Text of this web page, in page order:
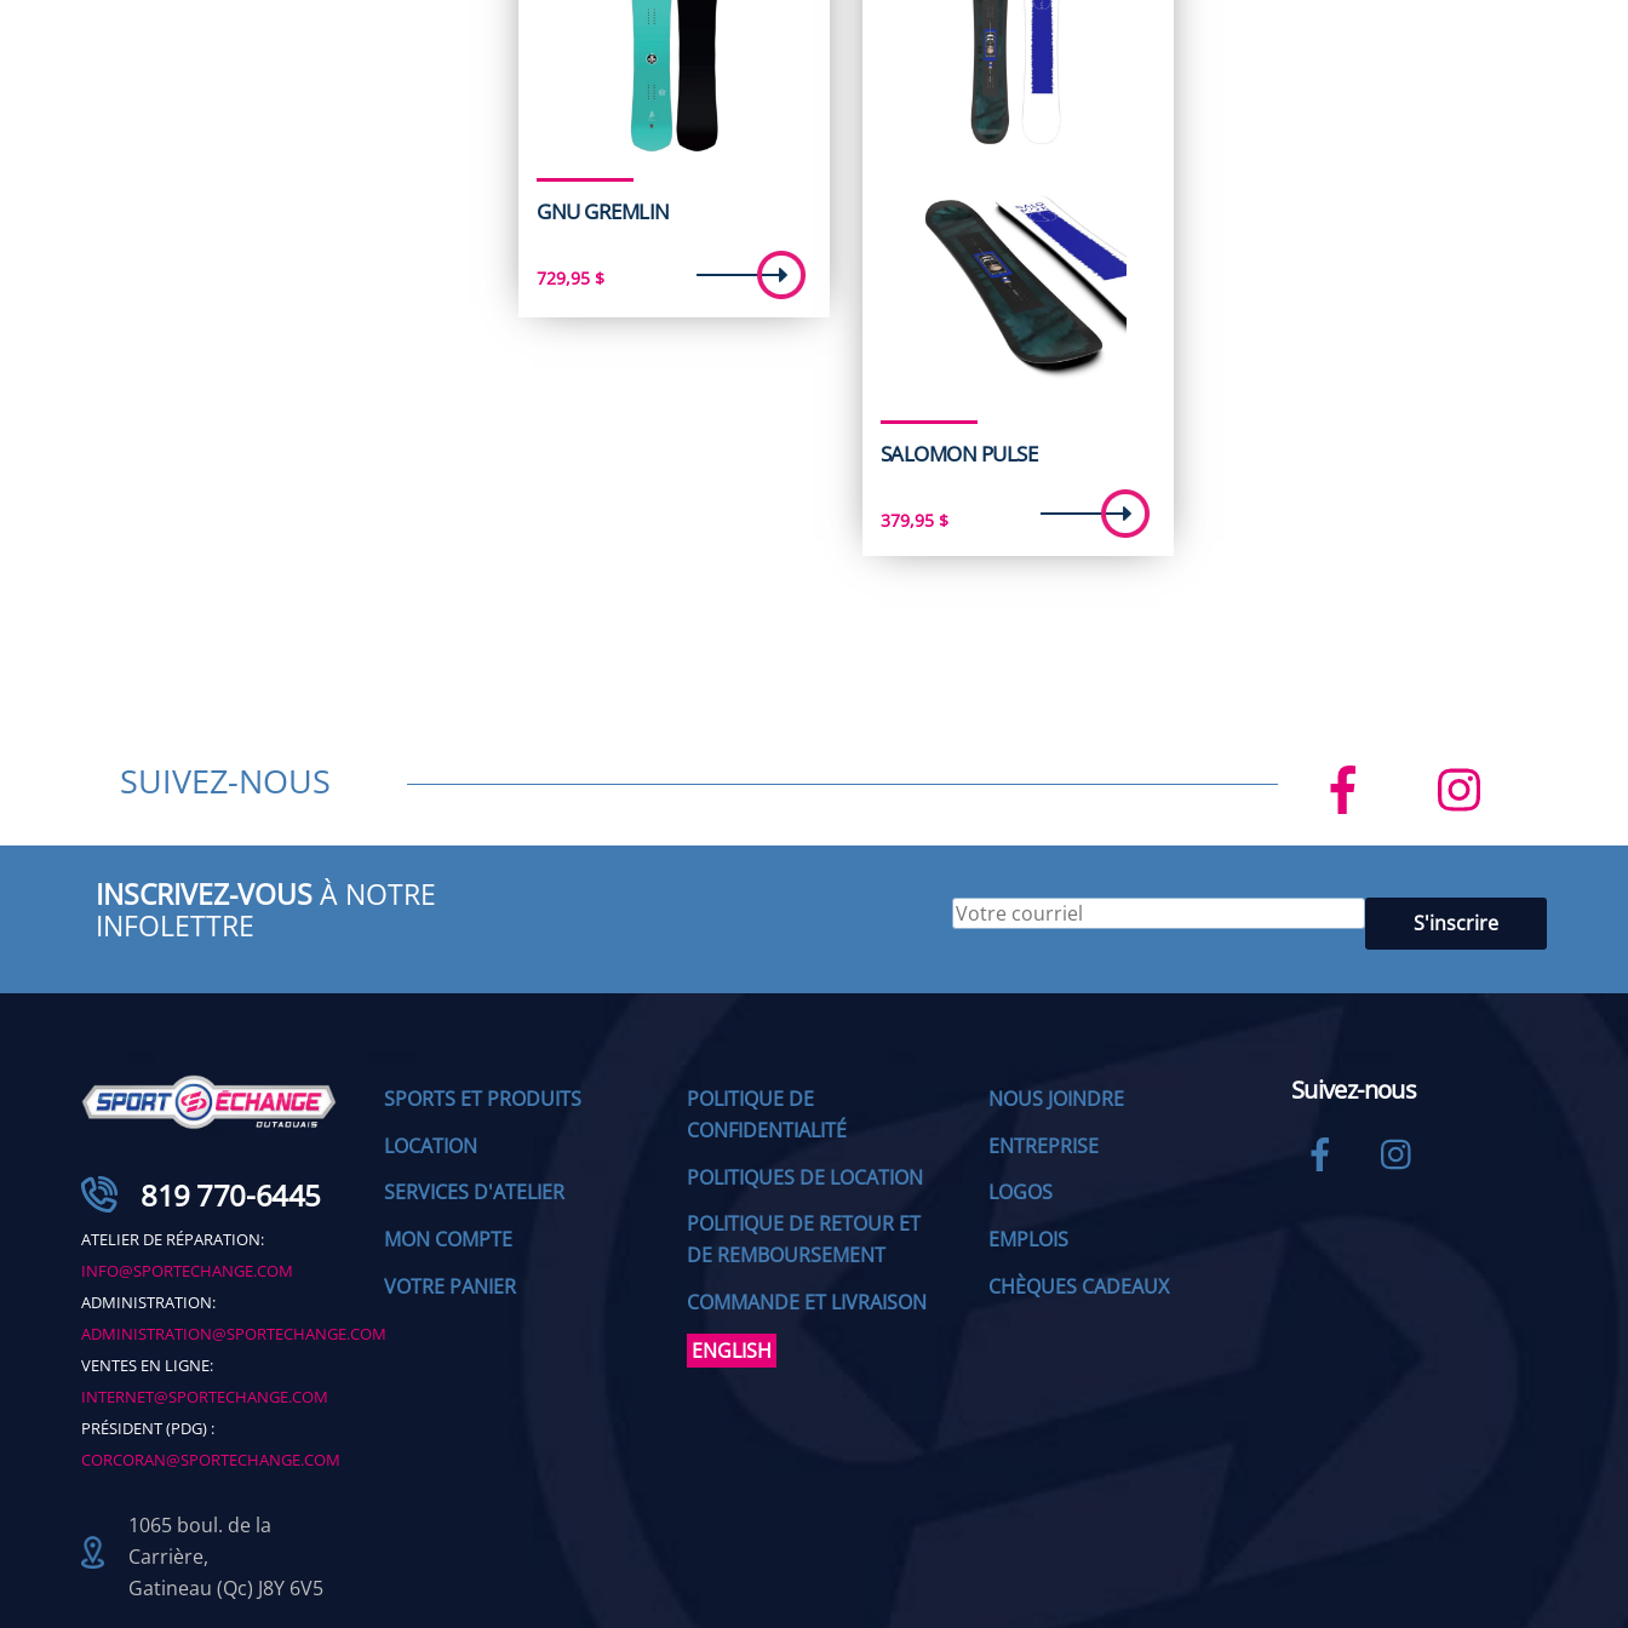
GNU GREMLIN
729,95$
SALOMON PULSE
379,95 $
SUIVEZ-NOUS
INSCRIVEZ-VOUSÀ NOTRE
INFOLETTRE
819 770-6445
ATELIER DE RÉPARATION:
INFO@SPORTECHANGE.COM
ADMINISTRATION:
ADMINISTRATION@SPORTECHANGE.COM
VENTES EN LIGNE:
INTERNET@SPORTECHANGE.COM
PRÉSIDENT (PDG) :
CORCORAN@SPORTECHANGE.COM
1065 boul. de la
Carrière,
Gatineau (Qc) J8Y 6V5
SPORTS ET PRODUITS
LOCATION
SERVICES D'ATELIER
MON COMPTE
VOTRE PANIER
POLITIQUE DE
CONFIDENTIALITÉ
POLITIQUES DE LOCATION
POLITIQUE DE RETOUR ET
DE REMBOURSEMENT
COMMANDE ET LIVRAISON
ENGLISH
NOUS JOINDRE
ENTREPRISE
LOGOS
EMPLOIS
CHÈQUES CADEAUX
Suivez-nous
Facebook